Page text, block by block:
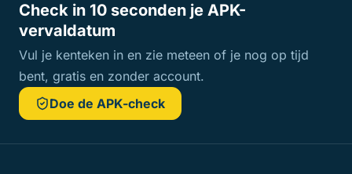
Hulst
Roden 12
Son En Breugel
Urk 12
Check in 10 seconden je APK-
vervaldatum
Vul je kenteken in en zie meteen of je nog op tijd
bent, gratis en zonder account.
Doe de APK-check